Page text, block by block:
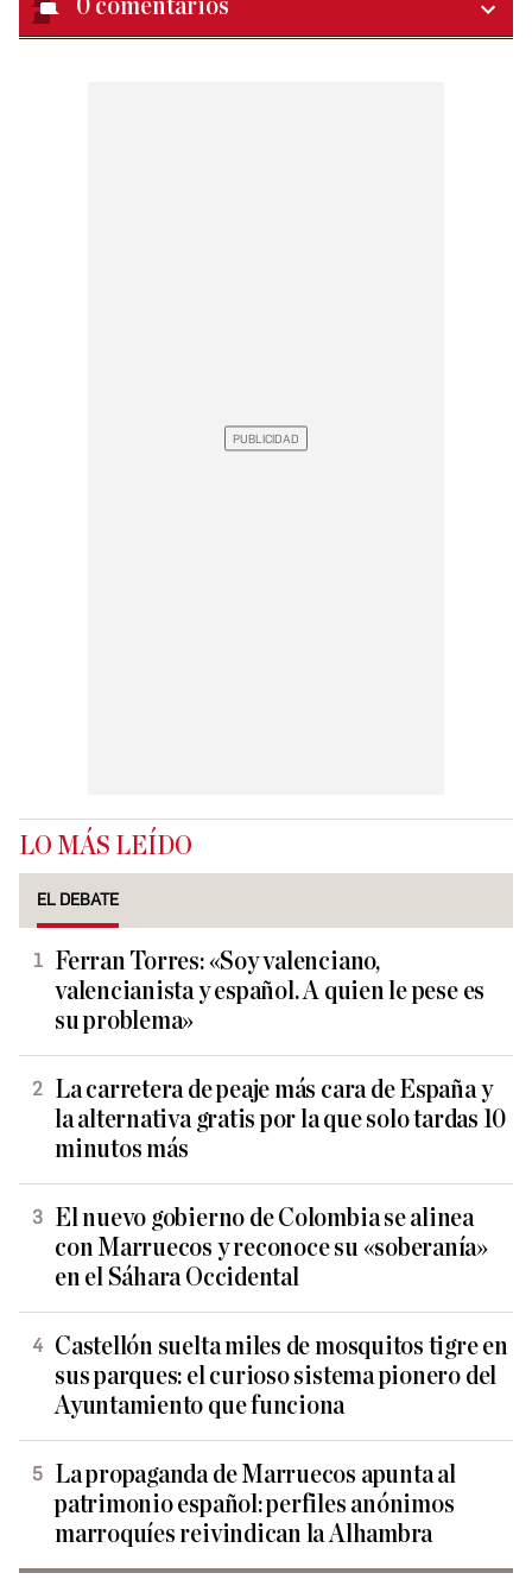
0 comentarios
LO MÁS LEÍDO
EL DEBATE
Ferran Torres: «Soy valenciano,
valencianista y español. A quien le pese es
su problema»
La carretera de peaje más cara de España y
la alternativa gratis por la que solo tardas 10
minutos más
El nuevo gobierno de Colombia se alinea
con Marruecos y reconoce su «soberanía»
en el Sáhara Occidental
Castellón suelta miles de mosquitos tigre en
sus parques: el curioso sistema pionero del
Ayuntamiento que funciona
La propaganda de Marruecos apunta al
patrimonio español: perfiles anónimos
marroquíes reivindican la Alhambra